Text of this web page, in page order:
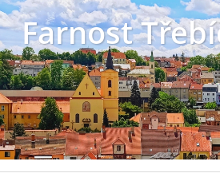
Farnost